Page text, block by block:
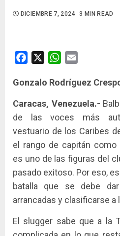
DICIEMBRE 7, 2024 3 MIN READ
Facebook WhatsApp
Gonzalo Rodríguez
Caracas, Venezuela.-
de las voces más
vestuario de los Caribes
el rango de capitán como
es uno de las figuras del
pasado exitoso. Por eso,
batalla que se debe
arrancadas y clasificarse a
El slugger sabe que a la